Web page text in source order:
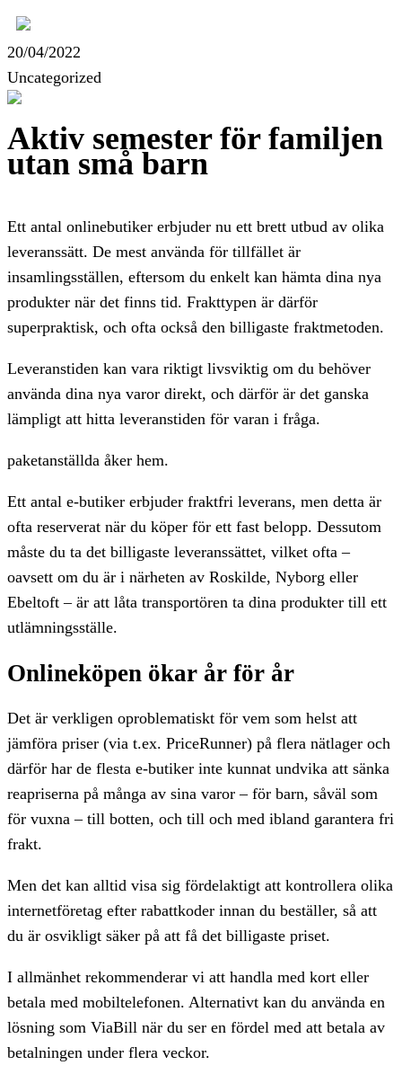
20/04/2022
Uncategorized
Aktiv semester för familjen
utan små barn
Ett antal onlinebutiker erbjuder nu ett brett utbud av olika
leveranssätt. De mest använda för tillfället är
insamlingsställen, eftersom du enkelt kan hämta dina nya
produkter när det finns tid. Frakttypen är därför
superpraktisk, och ofta också den billigaste fraktmetoden.
Leveranstiden kan vara riktigt livsviktig om du behöver
använda dina nya varor direkt, och därför är det ganska
lämpligt att hitta leveranstiden för varan i fråga.
paketanställda åker hem.
Ett antal e-butiker erbjuder fraktfri leverans, men detta är
ofta reserverat när du köper för ett fast belopp. Dessutom
måste du ta det billigaste leveranssättet, vilket ofta –
oavsett om du är i närheten av Roskilde, Nyborg eller
Ebeltoft – är att låta transportören ta dina produkter till ett
utlämningsställe.
Onlineköpen ökar år för år
Det är verkligen oproblematiskt för vem som helst att
jämföra priser (via t.ex. PriceRunner) på flera nätlager och
därför har de flesta e-butiker inte kunnat undvika att sänka
reapriserna på många av sina varor – för barn, såväl som
för vuxna – till botten, och till och med ibland garantera fri
frakt.
Men det kan alltid visa sig fördelaktigt att kontrollera olika
internetföretag efter rabattkoder innan du beställer, så att
du är osvikligt säker på att få det billigaste priset.
I allmänhet rekommenderar vi att handla med kort eller
betala med mobiltelefonen. Alternativt kan du använda en
lösning som ViaBill när du ser en fördel med att betala av
betalningen under flera veckor.